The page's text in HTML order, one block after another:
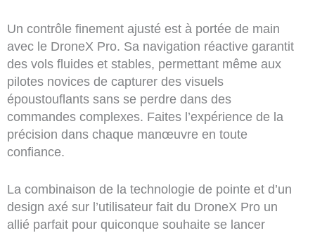
Un contrôle finement ajusté est à portée de main
avec le DroneX Pro. Sa navigation réactive garantit
des vols fluides et stables, permettant même aux
pilotes novices de capturer des visuels
époustouflants sans se perdre dans des
commandes complexes. Faites l’expérience de la
précision dans chaque manœuvre en toute
confiance.
La combinaison de la technologie de pointe et d’un
design axé sur l’utilisateur fait du DroneX Pro un
allié parfait pour quiconque souhaite se lancer